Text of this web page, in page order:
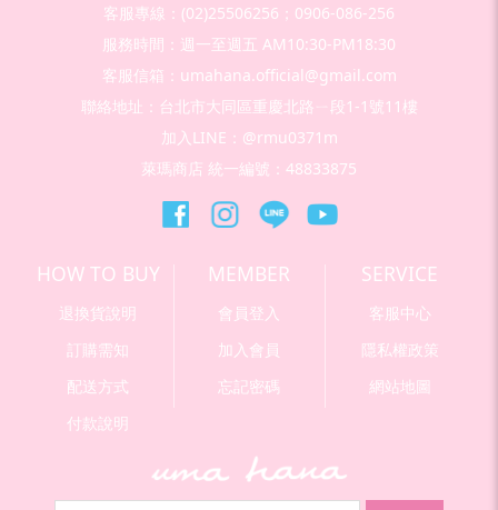
客服專線：(02)25506256；0906-086-256
服務時間：週一至週五 AM10:30-PM18:30
客服信箱：umahana.official@gmail.com
聯絡地址：台北市大同區重慶北路ㄧ段1-1號11樓
加入LINE：@rmu0371m
萊瑪商店 統一編號：48833875
HOW TO BUY
退換貨說明
訂購需知
配送方式
付款說明
MEMBER
會員登入
加入會員
忘記密碼
SERVICE
客服中心
隱私權政策
網站地圖